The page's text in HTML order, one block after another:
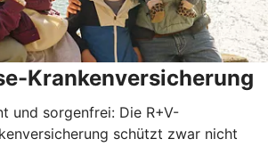
Krankenversicherung
und sorgenfrei: Die R+V-
schützt zwar nicht